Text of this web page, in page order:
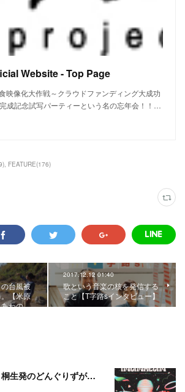
Website - Top Page
映像化大作戦～クラウドファンディング大成功
成記念試写パーティーという名の忘年会！！…
) FEATURE(176)
台風被
【米原
あわの…
2017.12.12 01:40
歌という音楽の核を発信する
こと【T字路sインタビュー】
【HACHA MECHA】桐生発のどんぐりずが桐生をハチャメチャに彩る。